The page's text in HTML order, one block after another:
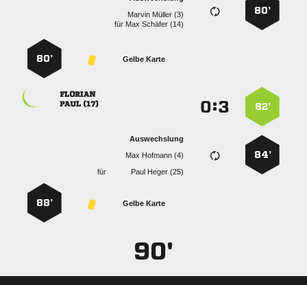
80’
  
für   
Gelbe Karte
80’
82’
:

 
84’
Auswechslung
  
für
  
Gelbe Karte
88’
90'